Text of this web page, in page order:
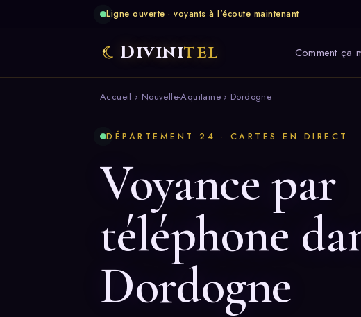
Ligne ouverte · voyants à l'écoute maintenant
Divinitel Comment ça
Accueil › Nouvelle-Aquitaine› Dordogne
DÉPARTEMENT 24 · CARTES EN DIRECT
Voyance par
téléphone
Dordogne